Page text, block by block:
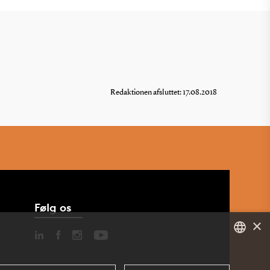
Redaktionen afsluttet: 17.08.2018
Følg os
×